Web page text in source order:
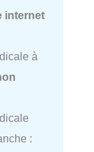
internet
à
: